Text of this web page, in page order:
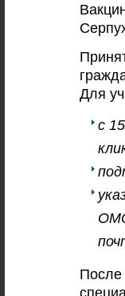
Для
с
После